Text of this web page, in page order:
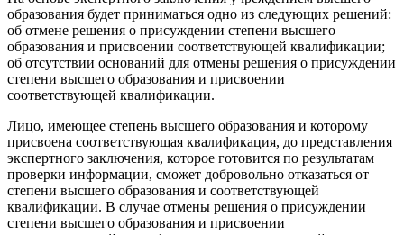
образования будет приниматься одно из следующих решений:
об отмене решения о присуждении степени высшего
образования и присвоении соответствующей квалификации;
об отсутствии оснований для отмены решения о присуждении
степени высшего образования и присвоении
соответствующей квалификации.
Лицо, имеющее степень высшего образования и которому
присвоена соответствующая квалификация, до представления
экспертного заключения, которое готовится по результатам
проверки информации, сможет добровольно отказаться от
степени высшего образования и соответствующей
квалификации. В случае отмены решения о присуждении
степени высшего образования и присвоении